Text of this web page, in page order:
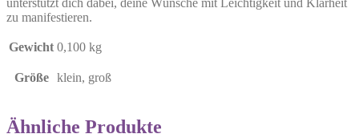
zu manifestieren.
Gewicht 0,100 kg
Größe klein, groß
Ähnliche Produkte